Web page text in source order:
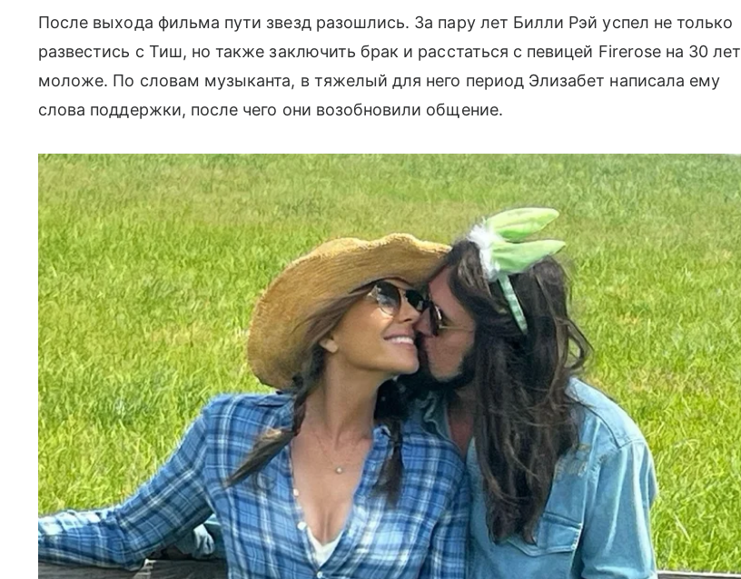
После выхода фильма пути звезд разошлись. За пару лет Билли Рэй успел не только
развестись с Тиш, но также заключить брак и расстаться с певицей Firerose на 30 лет
моложе. По словам музыканта, в тяжелый для него период Элизабет написала ему
слова поддержки, после чего они возобновили общение.